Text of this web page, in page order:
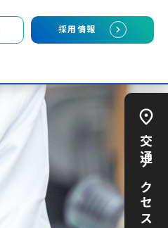
交通アクセス
採用情報 chevron_right
採用情報 chevron_right